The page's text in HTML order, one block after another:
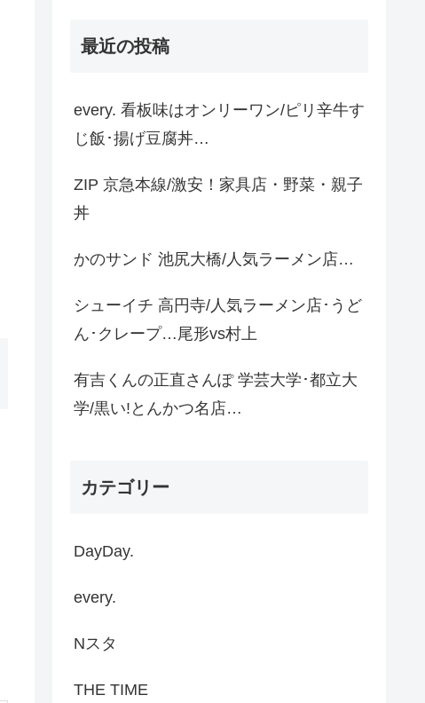
最近の投稿
every. 看板味はオンリーワン/ピリ辛牛す
じ飯･揚げ豆腐丼…
ZIP 京急本線/激安！家具店・野菜・親子
丼
かのサンド 池尻大橋/人気ラーメン店…
シューイチ 高円寺/人気ラーメン店･うど
ん･クレープ…尾形vs村上
有吉くんの正直さんぽ 学芸大学･都立大
学/黒い!とんかつ名店…
カテゴリー
DayDay.
every.
Nスタ
THE TIME